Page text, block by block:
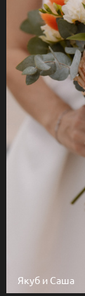
Якуб и Саша